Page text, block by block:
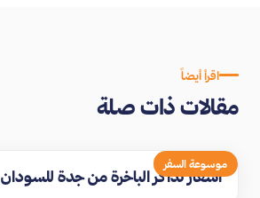
اقرأ أيضاً
مقالات ذات صلة
موسوعة السفر
اسعار تذاكر الباخرة من جدة للسودان